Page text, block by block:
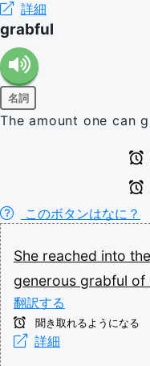
詳細
grabful
名詞
The amount one can
このボタンはなに？
She reached into the
generous grabful of
翻訳する
聞き取れるようになる
詳細